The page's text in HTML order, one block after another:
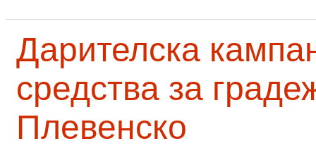
Дарителска
средства за
Плевенско